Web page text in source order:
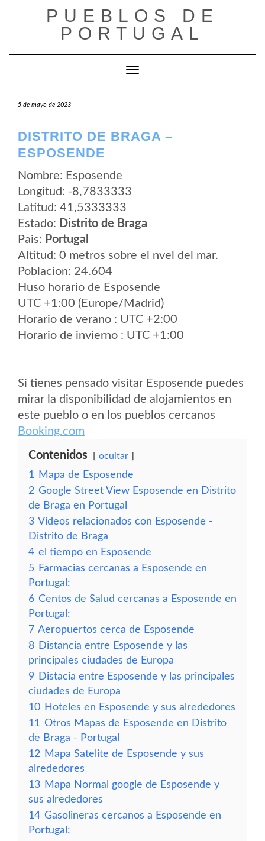
PUEBLOS DE
PORTUGAL
Cambiar modo de navegación
5 de mayo de 2023
DISTRITO DE BRAGA –
ESPOSENDE
Nombre: Esposende
Longitud: -8,7833333
Latitud: 41,5333333
Estado: Distrito de Braga
Pais: Portugal
Altitud: 0 metros sobre el nvel del mar.
Poblacion: 24.604
Huso horario de Esposende
UTC +1:00 (Europe/Madrid)
Horario de verano : UTC +2:00
Horario de invierno : UTC +1:00
Si tienes pensado visitar Esposende puedes
mirar la disponibilidad de alojamientos en
este pueblo o en los pueblos cercanos
Booking.com
Contenidos ocultar
1
Mapa de Esposende
2 Google Street View Esposende en Distrito
de Braga en Portugal
3 Vídeos relacionados con Esposende -
Distrito de Braga
4 el tiempo en Esposende
5 Farmacias cercanas a Esposende en
Portugal:
6 Centos de Salud cercanas a Esposende en
Portugal:
7 Aeropuertos cerca de Esposende
8 Distancia entre Esposende y las
principales ciudades de Europa
9 Distacia entre Esposende y las principales
ciudades de Europa
10 Hoteles en Esposende y sus alrededores
11 Otros Mapas de Esposende en Distrito
de Braga - Portugal
12 Mapa Satelite de Esposende y sus
alrededores
13 Mapa Normal google de Esposende y
sus alrededores
14 Gasolineras cercanos a Esposende en
Portugal: